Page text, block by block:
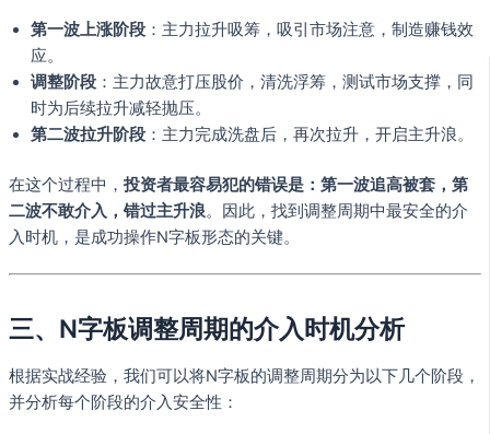
第一波上涨阶段 ：主力拉升吸筹，吸引市场注意，制造赚钱效
应。
调整阶段 ：主力故意打压股价，清洗浮筹，测试市场支撑，同
时为后续拉升减轻抛压。
第二波拉升阶段 ：主力完成洗盘后，再次拉升，开启主升浪。
在这个过程中， 投资者最容易犯的错误是：第一波追高被套，第
二波不敢介入，错过主升浪。因此，找到调整周期中最安全的介
入时机，是成功操作N字板形态的关键。
三、N字板调整周期的介入时机分析
根据实战经验，我们可以将N字板的调整周期分为以下几个阶段，
并分析每个阶段的介入安全性：